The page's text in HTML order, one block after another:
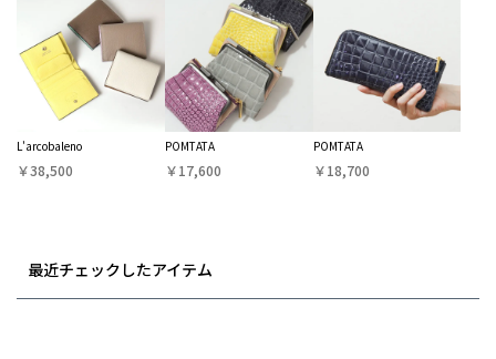
L'arcobaleno
￥38,500
POMTATA
￥17,600
POMTATA
￥18,700
最近チェックしたアイテム